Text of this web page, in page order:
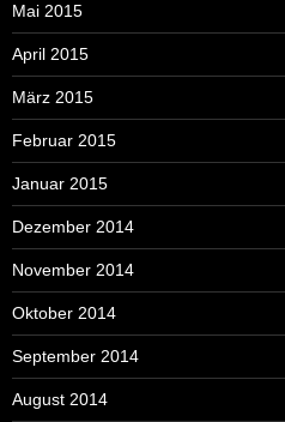
Mai 2015
April 2015
März 2015
Februar 2015
Januar 2015
Dezember 2014
November 2014
Oktober 2014
September 2014
August 2014